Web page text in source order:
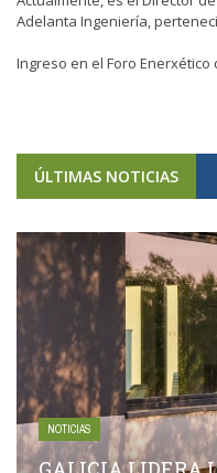
Adelanta Ingeniería,
Ingreso en el Foro Enerxético
ÚLTIMAS NOTICIAS
NOTICIAS